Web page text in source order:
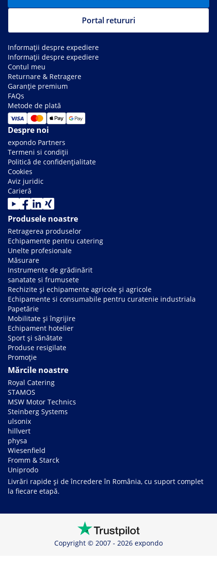
Portal retururi
Informații despre expediere
Informații despre expediere
Contul meu
Returnare & Retragere
Garanție premium
FAQs
Metode de plată
Despre noi
expondo Partners
Termeni si condiții
Politică de confidențialitate
Cookies
Aviz juridic
Carieră
Produsele noastre
Retragerea produselor
Echipamente pentru catering
Unelte profesionale
Măsurare
Instrumente de grădinărit
sanatate si frumusete
Rechizite și echipamente agricole și agricole
Echipamente si consumabile pentru curatenie industriala
Papetărie
Mobilitate și îngrijire
Echipament hotelier
Sport și sănătate
Produse resigilate
Promoție
Mărcile noastre
Royal Catering
STAMOS
MSW Motor Technics
Steinberg Systems
ulsonix
hillvert
physa
Wiesenfield
Fromm & Starck
Uniprodo
Livrări rapide și de încredere în România, cu suport complet
la fiecare etapă.
Copyright © 2007 - 2026 expondo